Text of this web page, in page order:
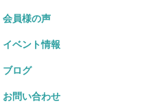
会員様の声
イベント情報
ブログ
お問い合わせ